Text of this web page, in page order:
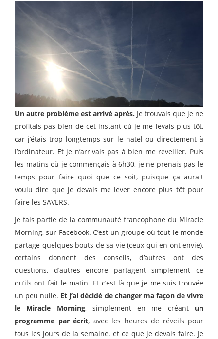
Un autre problème est arrivé après. Je trouvais que je ne
profitais pas bien de cet instant où je me levais plus tôt,
car j’étais trop longtemps sur le natel ou directement à
l’ordinateur. Et je n’arrivais pas à bien me réveiller. Puis
les matins où je commençais à 6h30, je ne prenais pas le
temps pour faire quoi que ce soit, puisque ça aurait
voulu dire que je devais me lever encore plus tôt pour
faire les SAVERS.
Je fais partie de la communauté francophone du Miracle
Morning, sur Facebook. C’est un groupe où tout le monde
partage quelques bouts de sa vie (ceux qui en ont envie),
certains donnent des conseils, d’autres ont des
questions, d’autres encore partagent simplement ce
qu’ils ont fait le matin. Et c’est là que je me suis trouvée
un peu nulle. Et j’ai décidé de changer ma façon de vivre
le Miracle Morning, simplement en me créant un
programme par écrit, avec les heures de réveils pour
tous les jours de la semaine, et ce que je devais faire. Je